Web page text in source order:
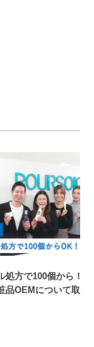
処方で100個から！プ
品OEMについて取材